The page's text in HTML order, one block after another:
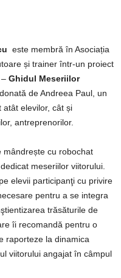
este membră în Asociația
și trainer într-un proiect
Ghidul Meseriilor
de Andreea Paul, un
atât elevilor, cât și
antreprenorilor.
mândrește cu robochat
meseriilor viitorului.
elevii participanţi cu privire
pentru a se integra
trăsăturile de
îi recomandă pentru o
raporteze la dinamica
viitorului angajat în câmpul